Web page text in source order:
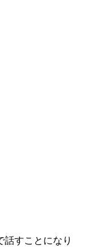
すことになり